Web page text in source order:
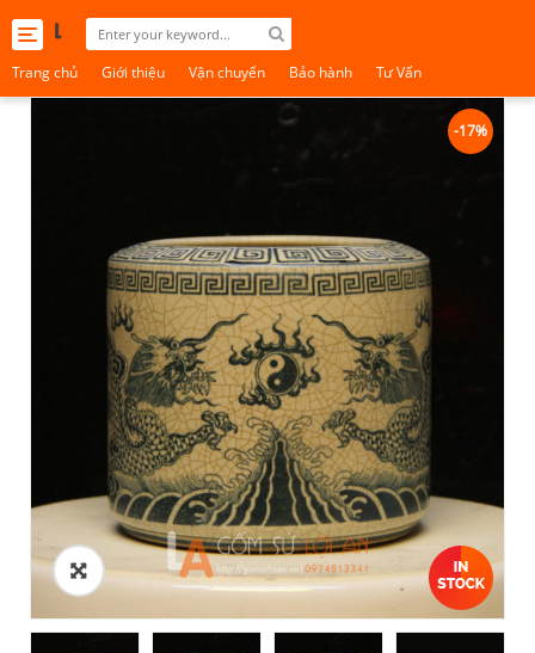
Toggle
navigation
Trang chủ Giới thiệu Vận chuyển Bảo hành Tư Vấn
-17%